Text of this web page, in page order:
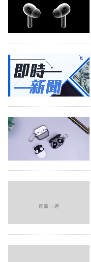
市
理
業
科
技
場
生
欄